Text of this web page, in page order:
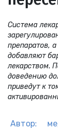
Система
препаратов,
добавляют
лекарством.
доведению
приведут к
Автор: